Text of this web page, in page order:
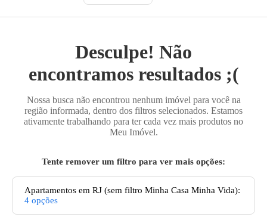
Desculpe! Não
encontramos resultados ;(
Nossa busca não encontrou nenhum imóvel para você na
região informada, dentro dos filtros selecionados. Estamos
ativamente trabalhando para ter cada vez mais produtos no
Meu Imóvel.
Tente remover um filtro para ver mais opções:
Apartamentos em RJ (sem filtro Minha Casa Minha Vida):
4 opções